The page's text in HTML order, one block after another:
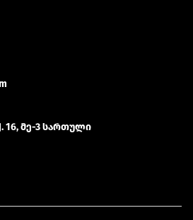
16, მე-3 სართული